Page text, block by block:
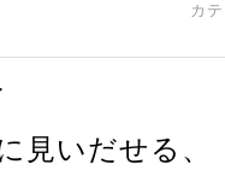
カ
見いだせる、